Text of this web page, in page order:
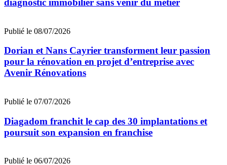
diagnostic immobilier sans venir du métier
Publié le 08/07/2026
Dorian et Nans Cayrier transforment leur passion
pour la rénovation en projet d’entreprise avec
Avenir Rénovations
Publié le 07/07/2026
Diagadom franchit le cap des 30 implantations et
poursuit son expansion en franchise
Publié le 06/07/2026